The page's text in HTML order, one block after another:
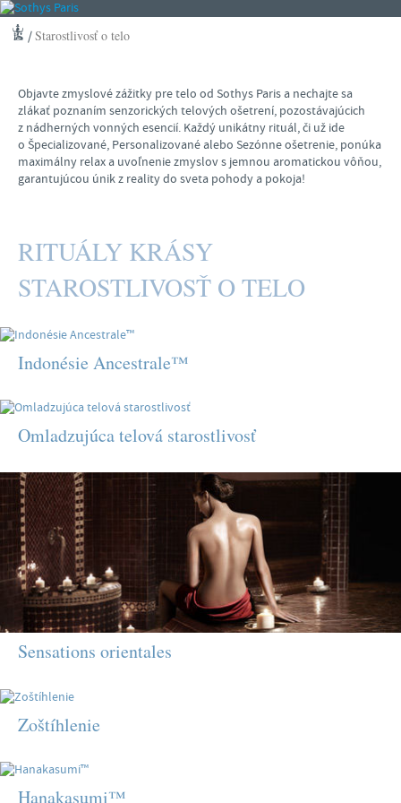
/Starostlivosť o telo
Objavte zmyslové zážitky pre telo od Sothys Paris a nechajte sa
zlákať poznaním senzorických telových ošetrení, pozostávajúcich
z nádherných vonných esencií. Každý unikátny rituál, či už ide
o Špecializované, Personalizované alebo Sezónne ošetrenie, ponúka
maximálny relax a uvoľnenie zmyslov s jemnou aromatickou vôňou,
garantujúcou únik z reality do sveta pohody a pokoja!
RITUÁLY KRÁSY
STAROSTLIVOSŤ O TELO
Indonésie Ancestrale™
Omladzujúca telová starostlivosť
Sensations orientales
Zoštíhlenie
Hanakasumi™